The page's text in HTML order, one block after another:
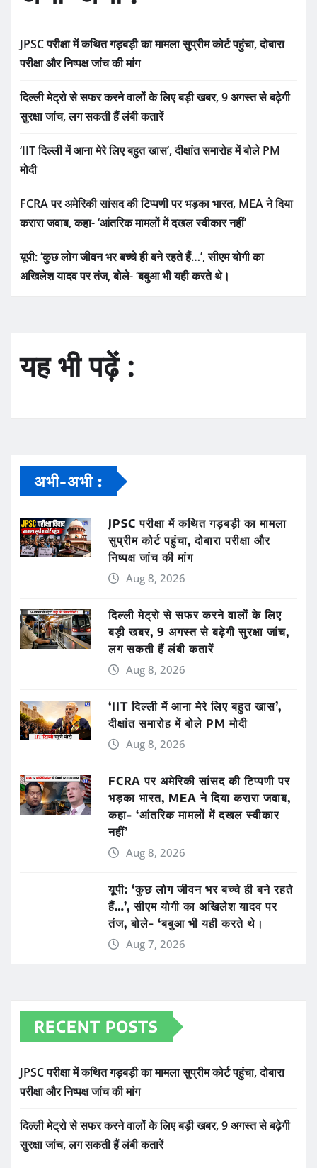
JPSC परीक्षा में कथित गड़बड़ी का मामला सुप्रीम कोर्ट पहुंचा, दोबारा
परीक्षा और निष्पक्ष जांच की मांग
दिल्ली मेट्रो से सफर करने वालों के लिए बड़ी खबर, 9 अगस्त से बढ़ेगी
सुरक्षा जांच, लग सकती हैं लंबी कतारें
‘IIT दिल्ली में आना मेरे लिए बहुत खास’, दीक्षांत समारोह में बोले PM
मोदी
FCRA पर अमेरिकी सांसद की टिप्पणी पर भड़का भारत, MEA ने दिया
करारा जवाब, कहा- ‘आंतरिक मामलों में दखल स्वीकार नहीं’
यूपी: ‘कुछ लोग जीवन भर बच्चे ही बने रहते हैं…’, सीएम योगी का
अखिलेश यादव पर तंज, बोले- ‘बबुआ भी यही करते थे।
यह भी पढ़ें :
अभी-अभी :
JPSC परीक्षा में कथित गड़बड़ी का मामला
सुप्रीम कोर्ट पहुंचा, दोबारा परीक्षा और
निष्पक्ष जांच की मांग
Aug 8, 2026
दिल्ली मेट्रो से सफर करने वालों के लिए
बड़ी खबर, 9 अगस्त से बढ़ेगी सुरक्षा जांच,
लग सकती हैं लंबी कतारें
Aug 8, 2026
‘IIT दिल्ली में आना मेरे लिए बहुत खास’,
दीक्षांत समारोह में बोले PM मोदी
Aug 8, 2026
FCRA पर अमेरिकी सांसद की टिप्पणी पर
भड़का भारत, MEA ने दिया करारा जवाब,
कहा- ‘आंतरिक मामलों में दखल स्वीकार
नहीं’
Aug 8, 2026
यूपी: ‘कुछ लोग जीवन भर बच्चे ही बने रहते
हैं…’, सीएम योगी का अखिलेश यादव पर
तंज, बोले- ‘बबुआ भी यही करते थे।
Aug 7, 2026
RECENT POSTS
JPSC परीक्षा में कथित गड़बड़ी का मामला सुप्रीम कोर्ट पहुंचा, दोबारा
परीक्षा और निष्पक्ष जांच की मांग
दिल्ली मेट्रो से सफर करने वालों के लिए बड़ी खबर, 9 अगस्त से बढ़ेगी
सुरक्षा जांच, लग सकती हैं लंबी कतारें